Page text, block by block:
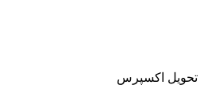
تحویل اکسپرس